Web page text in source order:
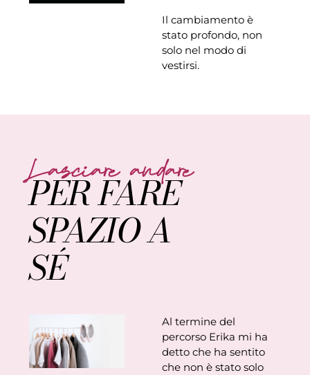
Il cambiamento è
stato profondo, non
solo nel modo di
vestirsi.
PER FARE
SPAZIO A
SÉ
Lasciare andare
Al termine del
percorso Erika mi ha
detto che ha sentito
che non è stato solo